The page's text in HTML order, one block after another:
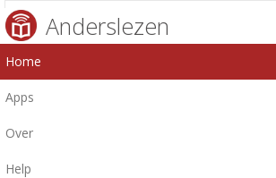
Anderslezen
Home
Apps
Over
Help